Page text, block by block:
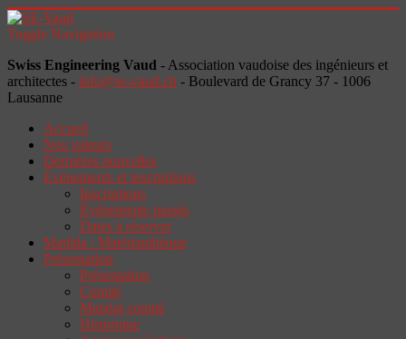
Toggle Navigation
Swiss Engineering Vaud - Association vaudoise des ingénieurs et
architectes - info@se-vaud.ch - Boulevard de Grancy 37 - 1006
Lausanne
Accueil
Nos valeurs
Dernières nouvelles
Événements et inscriptions
Inscriptions
Événements passés
Dates à réserver
Matilda : Matériauthèque
Présentation
Présentation
Comité
Mandat comité
Historique